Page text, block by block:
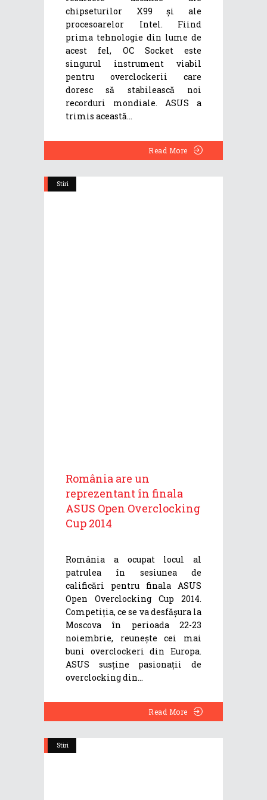
chipseturilor X99 și ale
procesoarelor Intel. Fiind
prima tehnologie din lume de
acest fel, OC Socket este
singurul instrument viabil
pentru overclockerii care
doresc să stabilească noi
recorduri mondiale. ASUS a
trimis această
Read More
Stiri
România are un
reprezentant în finala
ASUS Open Overclocking
Cup 2014
România a ocupat locul al
patrulea în sesiunea de
calificări pentru finala ASUS
Open Overclocking Cup 2014.
Competiția, ce se va desfășura la
Moscova în perioada 22-23
noiembrie, reunește cei mai
buni overclockeri din Europa.
ASUS susține pasionații de
overclocking din
Read More
Stiri